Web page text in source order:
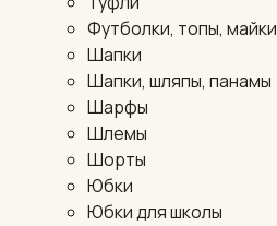
Футболки, топы, майки
Шапки
Шапки, шляпы, панамы
Шарфы
Шлемы
Шорты
Юбки
Юбки для школы